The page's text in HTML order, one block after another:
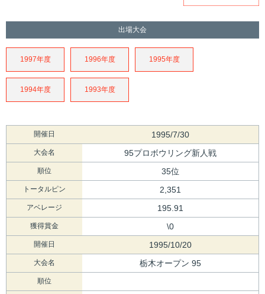
出場大会
1997年度 1996年度 1995年度
1994年度 1993年度
開催日 1995/7/30
大会名 95プロボウリング新人戦
順位 35位
トータルピン 2,351
アベレージ 195.91
獲得賞金 \0
開催日 1995/10/20
大会名 栃木オープン 95
順位